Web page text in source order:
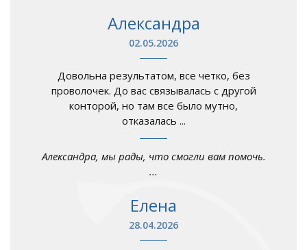
Александра
02.05.2026
Довольна результатом, все четко, без
проволочек. До вас связывалась с другой
конторой, но там все было мутно,
отказалась ...
Александра, мы рады, что смогли вам помочь.
...
Елена
28.04.2026